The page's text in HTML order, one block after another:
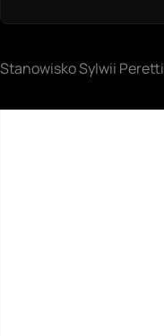
Stanowisko Sylwii Peretti